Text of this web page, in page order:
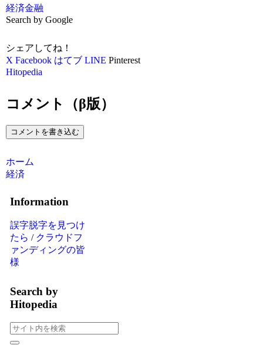
経済金融
Search by Google
シェアしてね！
X Facebook はてブ LINE Pinterest
Hitopedia
コメント（β版）
コメントを書き込む
ホーム
経済
Information
誤字脱字を見つけ
たら / クラウドフ
ァンディングの皆
様
Search by
Hitopedia